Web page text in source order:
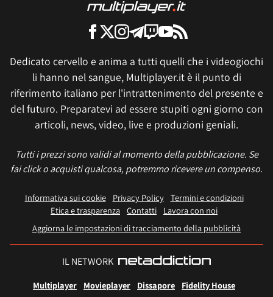
Dedicato cervello e anima a tutti quelli che i videogiochi
li hanno nel sangue, Multiplayer.it è il punto di
riferimento italiano per l'intrattenimento del presente e
del futuro. Preparatevi ad essere stupiti ogni giorno con
articoli, news, video, live e produzioni geniali.
Tutti i prezzi sono validi al momento della pubblicazione. Se
fai click o acquisti qualcosa, potremmo ricevere un compenso.
Informativa sui cookie Privacy Policy
Termini e condizioni
Etica e trasparenza Contatti
Lavora con noi
Aggiorna le impostazioni di tracciamento della pubblicità
IL NETWORK
Multiplayer Movieplayer Dissapore Fidelity House